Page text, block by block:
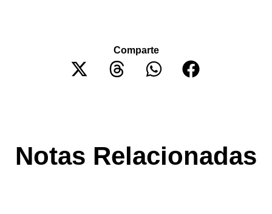
Comparte
Notas Relacionadas